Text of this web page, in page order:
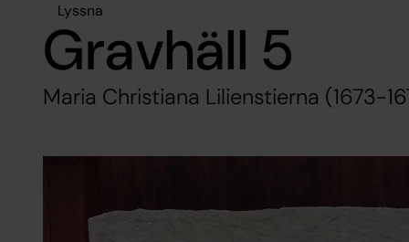
Lyssna
Gravhäll 5
Maria Christiana Lilienstierna (1673-